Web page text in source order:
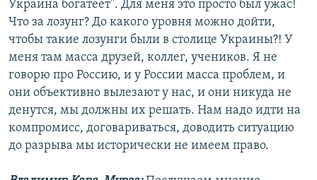
Украина богатеет". Для меня это просто был ужас!
Что за лозунг? До какого уровня можно дойти,
чтобы такие лозунги были в столице Украины?! У
меня там масса друзей, коллег, учеников. Я не
говорю про Россию, и у России масса проблем, и
они объективно вылезают у нас, и они никуда не
денутся, мы должны их решать. Нам надо идти на
компромисс, договариваться, доводить ситуацию
до разрыва мы исторически не имеем право.